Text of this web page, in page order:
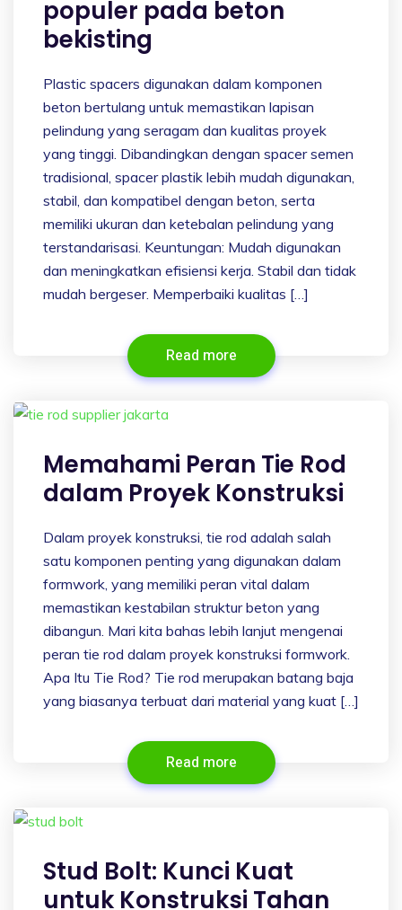
populer pada beton
bekisting
Plastic spacers digunakan dalam komponen
beton bertulang untuk memastikan lapisan
pelindung yang seragam dan kualitas proyek
yang tinggi. Dibandingkan dengan spacer semen
tradisional, spacer plastik lebih mudah digunakan,
stabil, dan kompatibel dengan beton, serta
memiliki ukuran dan ketebalan pelindung yang
terstandarisasi. Keuntungan: Mudah digunakan
dan meningkatkan efisiensi kerja. Stabil dan tidak
mudah bergeser. Memperbaiki kualitas […]
Read more
Memahami Peran Tie Rod
dalam Proyek Konstruksi
Dalam proyek konstruksi, tie rod adalah salah
satu komponen penting yang digunakan dalam
formwork, yang memiliki peran vital dalam
memastikan kestabilan struktur beton yang
dibangun. Mari kita bahas lebih lanjut mengenai
peran tie rod dalam proyek konstruksi formwork.
Apa Itu Tie Rod? Tie rod merupakan batang baja
yang biasanya terbuat dari material yang kuat […]
Read more
Stud Bolt: Kunci Kuat
untuk Konstruksi Tahan